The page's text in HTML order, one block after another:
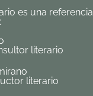
es una
literario
literario